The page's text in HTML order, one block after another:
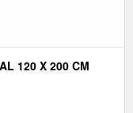
120 X 200 CM